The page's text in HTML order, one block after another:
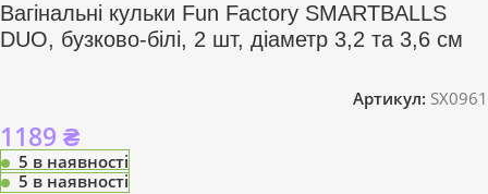
Вагінальні кульки Fun Factory SMARTBALLS
DUO, бузково-білі, 2 шт, діаметр 3,2 та 3,6 см
Артикул: SX0961
1189 ₴
5 в наявності
5 в наявності